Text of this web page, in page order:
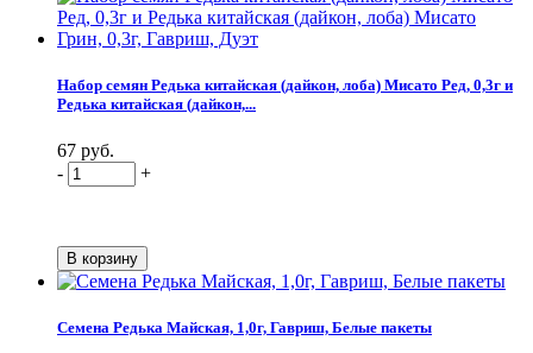
Набор семян Редька китайская (дайкон, лоба) Мисато Ред, 0,3г и
Редька китайская (дайкон,...
67 руб.
-
+
Семена Редька Майская, 1,0г, Гавриш, Белые пакеты